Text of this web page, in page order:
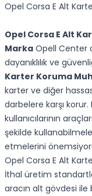
Opel Corsa E Alt
Opel Corsa E Alt
Marka Opell Center
dayanıklılık ve
Karter Koruma
karter ve diğer
darbelere karşı
kullanıcılarının
şekilde
etmelerini
Opel Corsa E Alt
İthal üretim
aracın alt gövdesi ile